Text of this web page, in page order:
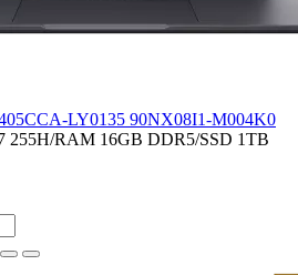
LY0135 90NX08I1-M004K0
255H/RAM 16GB DDR5/SSD 1TB